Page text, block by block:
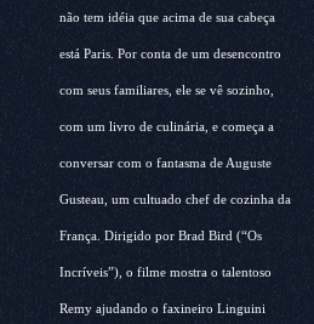
não tem idéia que acima de sua cabeça
está Paris. Por conta de um desencontro
com seus familiares, ele se vê sozinho,
com um livro de culinária, e começa a
conversar com o fantasma de Auguste
Gusteau, um cultuado chef de cozinha da
França. Dirigido por Brad Bird (“Os
Incríveis”), o filme mostra o talentoso
Remy ajudando o faxineiro Linguini